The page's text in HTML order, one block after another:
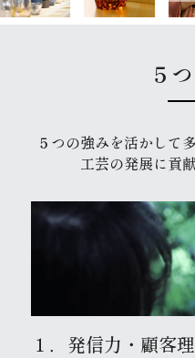
５
５つの強みを活かして
工芸の発展に貢
１．発信力・顧客